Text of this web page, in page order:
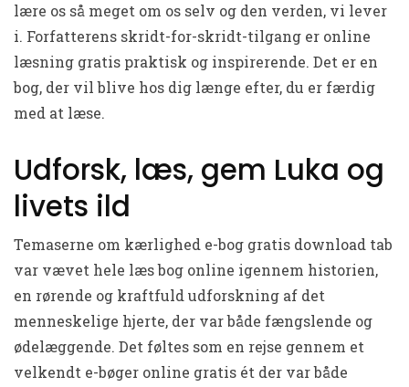
lære os så meget om os selv og den verden, vi lever
i. Forfatterens skridt-for-skridt-tilgang er online
læsning gratis praktisk og inspirerende. Det er en
bog, der vil blive hos dig længe efter, du er færdig
med at læse.
Udforsk, læs, gem Luka og
livets ild
Temaserne om kærlighed e-bog gratis download tab
var vævet hele læs bog online igennem historien,
en rørende og kraftfuld udforskning af det
menneskelige hjerte, der var både fængslende og
ødelæggende. Det føltes som en rejse gennem et
velkendt e-bøger online gratis ét der var både